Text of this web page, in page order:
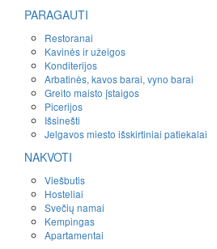
PARAGAUTI
Restoranai
Kavinės ir užeigos
Konditerijos
Arbatinės, kavos barai, vyno barai
Greito maisto įstaigos
Picerijos
Išsinešti
Jelgavos miesto išskirtiniai patiekalai
NAKVOTI
Viešbutis
Hosteliai
Svečių namai
Kempingas
Apartamentai